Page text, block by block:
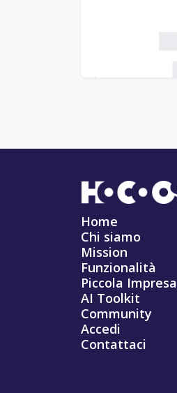
Home
Chi siamo
Mission
Funzionalità
Piccola Impresa
AI Toolkit
Community
Accedi
Contattaci